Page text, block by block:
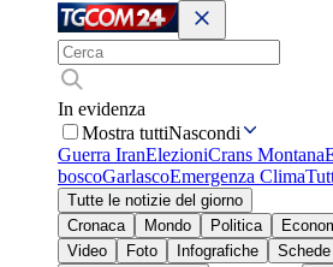
In evidenza
Mostra tuttiNascondi
Guerra IranElezioniCrans Montana
boscoGarlascoEmergenza Clima
Tutte le notizie del giorno
Cronaca
Mondo Politica
Video
Foto Infografiche
Schede